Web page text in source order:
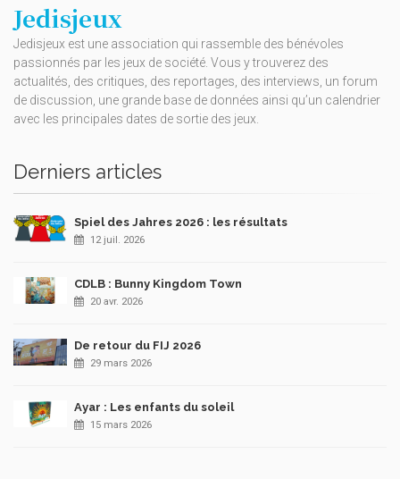
Jedisjeux
Jedisjeux est une association qui rassemble des bénévoles
passionnés par les jeux de société. Vous y trouverez des
actualités, des critiques, des reportages, des interviews, un forum
de discussion, une grande base de données ainsi qu’un calendrier
avec les principales dates de sortie des jeux.
Derniers articles
Spiel des Jahres 2026 : les résultats
12 juil. 2026
CDLB : Bunny Kingdom Town
20 avr. 2026
De retour du FIJ 2026
29 mars 2026
Ayar : Les enfants du soleil
15 mars 2026